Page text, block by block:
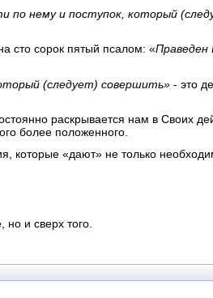
по нему и поступок, который
сто сорок пятый псалом: «Праведен
(следует) совершить» - это
раскрывается нам в Своих
более положенного.
которые «дают» не только
и сверх того.